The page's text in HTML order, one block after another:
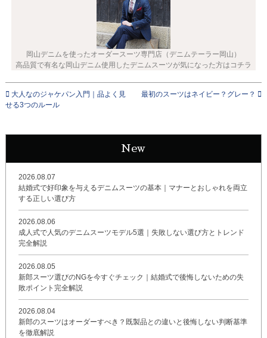
岡山デニムを使ったオーダースーツ専門店（デニムテーラー岡山）
高品質で有名な岡山デニム使用したデニムスーツが気になった方はコチラ
大人なのジャケパン入門｜品よく見
せる3つのルール
最初のスーツはネイビー？グレー？
New
2026.08.07
結婚式で好印象を与えるデニムスーツの基本｜マナーとおしゃれを両立
する正しい選び方
2026.08.06
成人式で人気のデニムスーツモデル5選｜失敗しない選び方とトレンド
完全解説
2026.08.05
新郎スーツ選びのNGを今すぐチェック｜結婚式で後悔しないための失
敗ポイント完全解説
2026.08.04
新郎のスーツはオーダーすべき？既製品との違いと後悔しない判断基準
を徹底解説